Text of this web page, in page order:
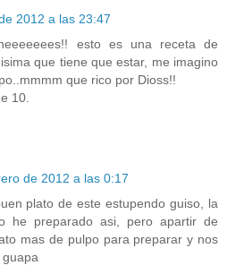
2012 a las 23:47
esto es una receta de
que tiene que estar, me imagino
que rico por Dioss!!
10.
de 2012 a las 0:17
plato de este estupendo guiso, la
he preparado asi, pero apartir de
mas de pulpo para preparar y nos
guapa